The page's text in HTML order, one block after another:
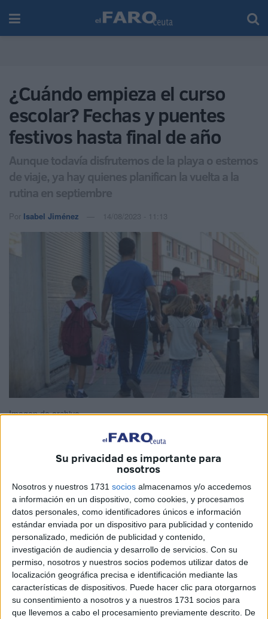
Su privacidad es importante para
nosotros
Nosotros y nuestros 1731 socios almacenamos y/o accedemos
a información en un dispositivo, como cookies, y procesamos
datos personales, como identificadores únicos e información
estándar enviada por un dispositivo para publicidad y contenido
personalizado, medición de publicidad y contenido,
investigación de audiencia y desarrollo de servicios. Con su
permiso, nosotros y nuestros socios podemos utilizar datos de
localización geográfica precisa e identificación mediante las
características de dispositivos. Puede hacer clic para otorgarnos
su consentimiento a nosotros y a nuestros 1731 socios para
que llevemos a cabo el procesamiento previamente descrito. De
¿Cuándo empieza el curso
escolar? Fechas y puentes
festivos hasta final de año
Aunque todavía disfrutemos de la playa o estemos
de viaje, ya hay quienes planifican la vuelta a la
rutina en septiembre
Por Isabel Jiménez 14/08/2023 - 11:13
Imagen de archivo
Aunque en Ceuta todavía disfrutemos de la playa, estemos
de viaje en la operación salida de agosto o tengamos plan
para el puente festivo de la Virgen de la Asunción), ya hay
quienes planifican su regreso a la rutina en septiembre y el
inicio del curso escolar 2023-2024.
El Ministerio de Educación y Formación Profesional
MEFP) publicóen junio el calendario escolar para el
próximo curso, el cual contiene las respectivas fechas de
vuelta al cole.